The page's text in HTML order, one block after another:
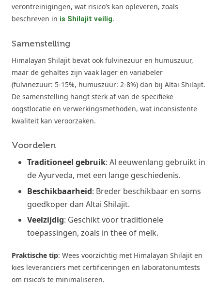
verontreinigingen, wat risico’s kan opleveren, zoals
beschreven in is Shilajit veilig.
Samenstelling
Himalayan Shilajit bevat ook fulvinezuur en humuszuur,
maar de gehaltes zijn vaak lager en variabeler
(fulvinezuur: 5-15%, humuszuur: 2-8%) dan bij Altai Shilajit.
De samenstelling hangt sterk af van de specifieke
oogstlocatie en verwerkingsmethoden, wat inconsistente
kwaliteit kan veroorzaken.
Voordelen
Traditioneel gebruik: Al eeuwenlang gebruikt in
de Ayurveda, met een lange geschiedenis.
Beschikbaarheid: Breder beschikbaar en soms
goedkoper dan Altai Shilajit.
Veelzijdig: Geschikt voor traditionele
toepassingen, zoals in thee of melk.
Praktische tip: Wees voorzichtig met Himalayan Shilajit en
kies leveranciers met certificeringen en laboratoriumtests
om risico’s te minimaliseren.